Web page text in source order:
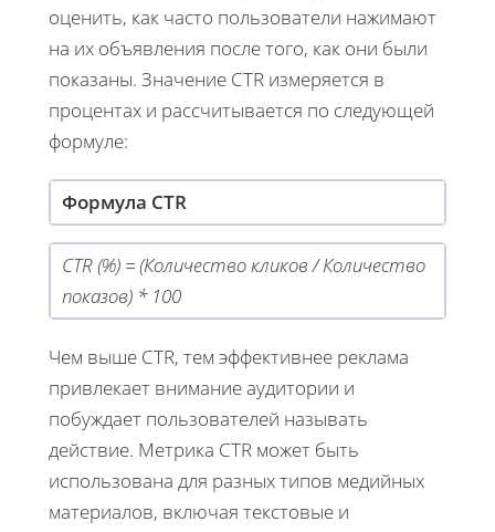
оценить, как часто пользователи нажимают
на их объявления после того, как они были
показаны. Значение CTR измеряется в
процентах и рассчитывается по следующей
формуле:
Формула CTR
CTR (%) = (Количество кликов / Количество
показов) * 100
Чем выше CTR, тем эффективнее реклама
привлекает внимание аудитории и
побуждает пользователей называть
действие. Метрика CTR может быть
использована для разных типов медийных
материалов, включая текстовые и